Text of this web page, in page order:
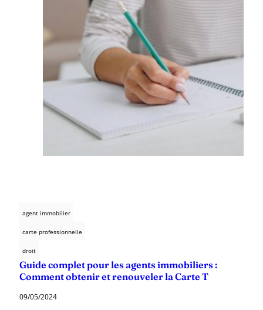
agent immobilier
carte professionnelle
droit
Guide complet pour les agents immobiliers :
Comment obtenir et renouveler la Carte T
09/05/2024